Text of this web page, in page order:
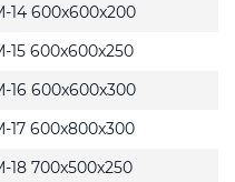
600x600x200
600x600x250
600x600x300
600x800x300
700x500x250